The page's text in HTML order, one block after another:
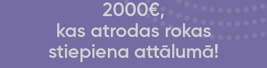
2000€,
kas atrodas rokas
stiepiena attālumā!